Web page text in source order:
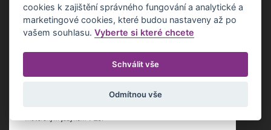
cookies k zajištění správného fungování a analytické a
marketingové cookies, které budou nastaveny až po
vašem souhlasu.Vyberte si které chcete
Schválit vše
Odmítnou vše